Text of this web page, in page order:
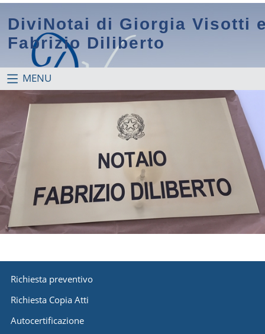
DiviNotai di Giorgia Visotti
Fabrizio Diliberto
MENU
Richiesta preventivo
Richiesta Copia Atti
Autocertificazione